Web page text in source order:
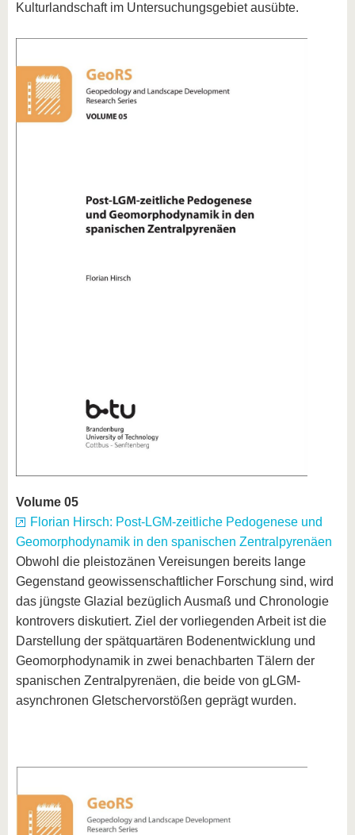
Kulturlandschaft im Untersuchungsgebiet ausübte.
Volume 05
Florian Hirsch: Post-LGM-zeitliche Pedogenese und
Geomorphodynamik in den spanischen Zentralpyrenäen
Obwohl die pleistozänen Vereisungen bereits lange
Gegenstand geowissenschaftlicher Forschung sind, wird
das jüngste Glazial bezüglich Ausmaß und Chronologie
kontrovers diskutiert. Ziel der vorliegenden Arbeit ist die
Darstellung der spätquartären Bodenentwicklung und
Geomorphodynamik in zwei benachbarten Tälern der
spanischen Zentralpyrenäen, die beide von gLGM-
asynchronen Gletschervorstößen geprägt wurden.